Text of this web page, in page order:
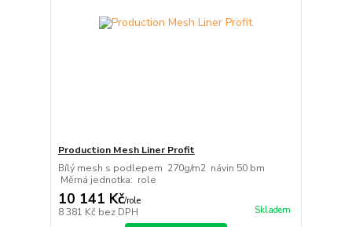
Production Mesh Liner Profit
Bílý mesh s podlepem 270g/m2 návin 50 bm
Měrná jednotka: role
10 141 Kč/role
8 381 Kč bez DPH Skladem